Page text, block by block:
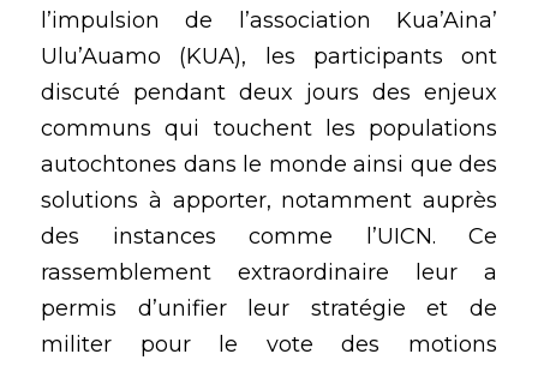
l’impulsion de l’association Kua’Aina’
Ulu’Auamo (KUA), les participants ont
discuté pendant deux jours des enjeux
communs qui touchent les populations
autochtones dans le monde ainsi que des
solutions à apporter, notamment auprès
des instances comme l’UICN. Ce
rassemblement extraordinaire leur a
permis d’unifier leur stratégie et de
militer pour le vote des motions